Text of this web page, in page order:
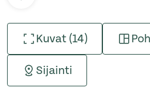
Kuvat (14)
Sijainti